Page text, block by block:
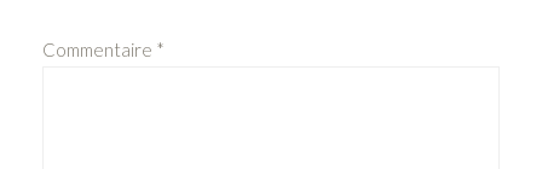
Commentaire *